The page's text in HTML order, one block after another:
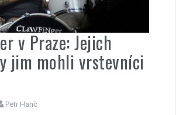
v Praze: Jejich
jim mohli vrstevníci
Petr Hanč